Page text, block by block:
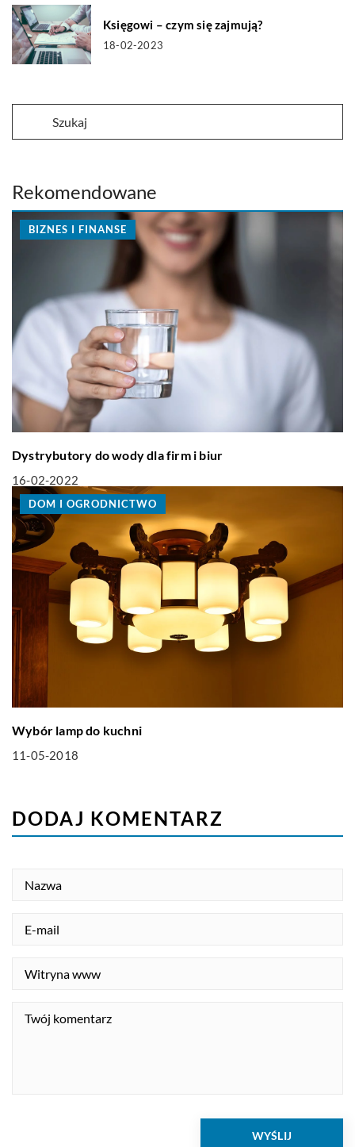
Księgowi – czym się zajmują?
18-02-2023
Rekomendowane
BIZNES I FINANSE
Dystrybutory do wody dla firm i biur
16-02-2022
DOM I OGRODNICTWO
Wybór lamp do kuchni
11-05-2018
DODAJ KOMENTARZ